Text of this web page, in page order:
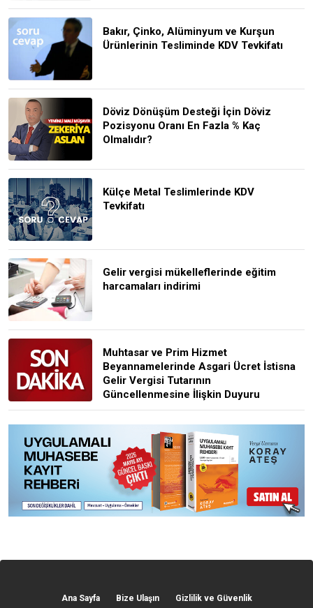
Bakır, Çinko, Alüminyum ve Kurşun
Ürünlerinin Tesliminde KDV Tevkifatı
Döviz Dönüşüm Desteği İçin Döviz
Pozisyonu Oranı En Fazla % Kaç
Olmalıdır?
Külçe Metal Teslimlerinde KDV
Tevkifatı
Gelir vergisi mükelleflerinde eğitim
harcamaları indirimi
Muhtasar ve Prim Hizmet
Beyannamelerinde Asgari Ücret İstisna
Gelir Vergisi Tutarının
Güncellenmesine İlişkin Duyuru
Ana Sayfa Bize Ulaşın Gizlilik ve Güvenlik